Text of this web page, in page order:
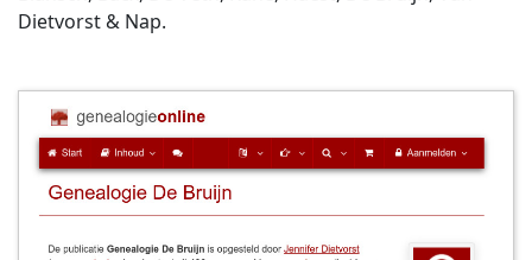
Dietvorst & Nap.